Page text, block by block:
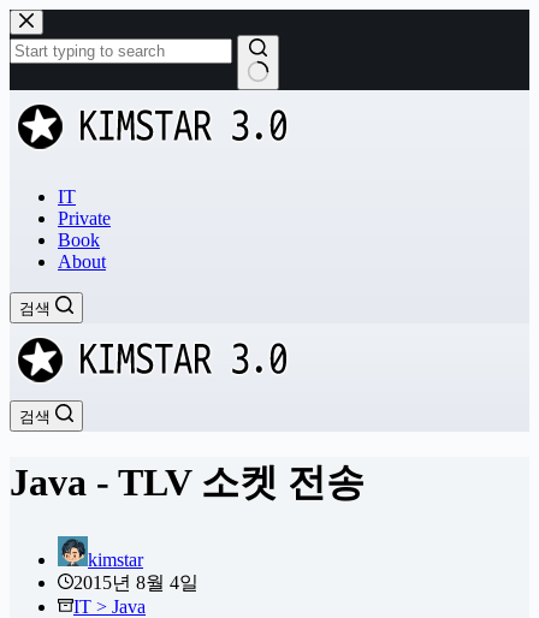
본
문
으
로
건
너
과
없
IT
Private
Book
About
검색
검색
Java - TLV 소켓 전송
kimstar
2015년 8월 4일
IT > Java